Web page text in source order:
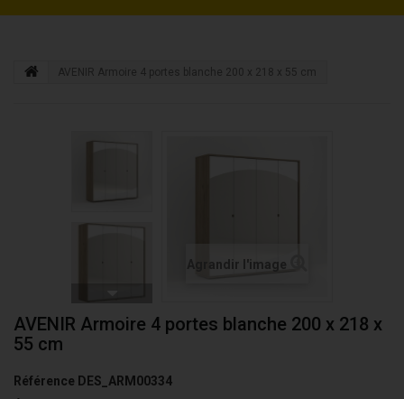
AVENIR Armoire 4 portes blanche 200 x 218 x 55 cm
Agrandir l'image
AVENIR Armoire 4 portes blanche 200 x 218 x
55 cm
Référence DES_ARM00334